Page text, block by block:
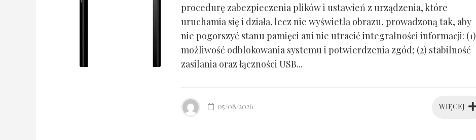
procedurę zabezpieczenia plików i ustawień z urządzenia, które
uruchamia się i działa, lecz nie wyświetla obrazu, prowadzoną tak, aby
nie pogorszyć stanu pamięci ani nie utracić integralności informacji: (1)
możliwość odblokowania systemu i potwierdzenia zgód; (2) stabilność
zasilania oraz łączności USB...
WIĘCEJ
05/08/2026